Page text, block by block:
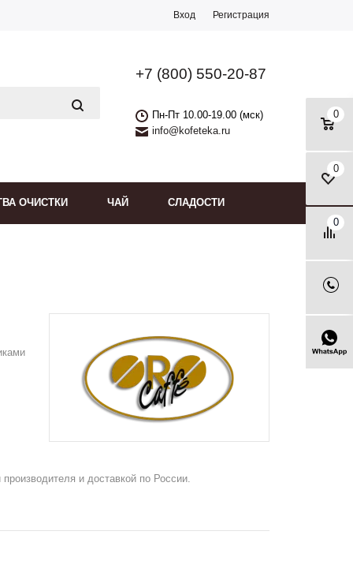
Вход Регистрация
+7 (800) 550-20-87
Пн-Пт 10.00-19.00 (мск)
info@kofeteka.ru
0
0
0
ОЧИСТКИ ЧАЙ СЛАДОСТИ
и доставкой по России.